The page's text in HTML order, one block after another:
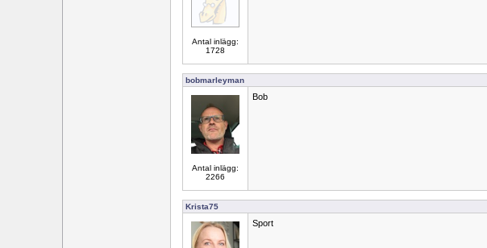
Antal inlägg:
1728
bobmarleyman
Antal inlägg:
2266
Bob
Krista75
Sport